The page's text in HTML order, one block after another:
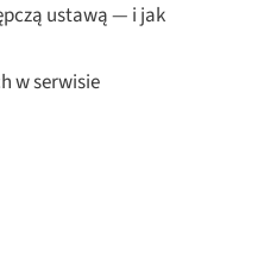
ustawą — i jak
w serwisie